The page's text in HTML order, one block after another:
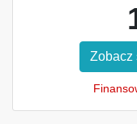
Zobacz